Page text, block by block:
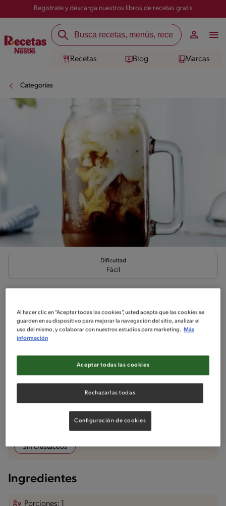
Registrate y descarga nuestros libros de recetas gratis
Recetas Blog Marcas
Categorías
Dificultad
Fácil
Esta receta, típicamente española, hace años que se ganó el corazón de
todos.
¡A cocinar!
Sin nueces de árbol Soy-Free
Sin pescado
Sin huevo
Sin crustáceos
Ingredientes
Porciones: 1
Al hacer clic en “Aceptar todas las cookies”, usted acepta que las cookies se
guarden en su dispositivo para mejorar la navegación del sitio, analizar el
uso del mismo, y colaborar con nuestros estudios para marketing. Más
información
Rechazarlas todas
Aceptar todas las cookies
Configuración de cookies